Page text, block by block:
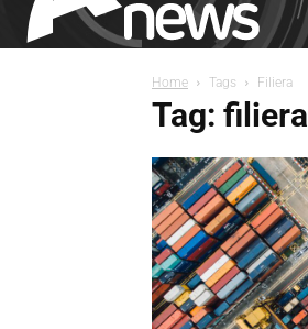
Home Tags Filiera
Tag: filiera